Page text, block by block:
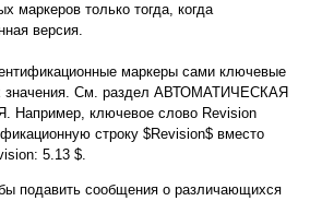
маркеров только тогда, когда
версия.
маркеры сами ключевые
значения. См. раздел АВТОМАТИЧЕСКАЯ
ключевое слово Revision
строку $Revision$ вместо
5.13 $.
подавить сообщения о различающихся